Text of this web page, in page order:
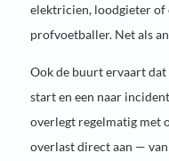
elektricien, loodgieter
profvoetballer. Net als
Ook de buurt ervaart dat
start en een naar
overlegt regelmatig met
overlast direct aan —